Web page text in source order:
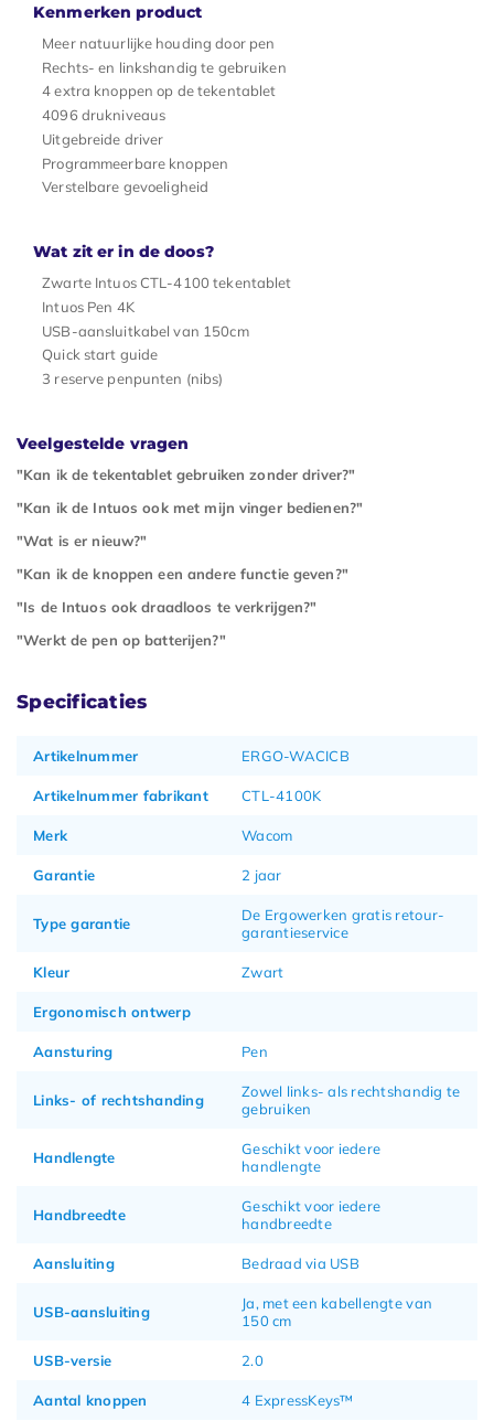
Kenmerken product
Meer natuurlijke houding door pen
Rechts- en linkshandig te gebruiken
4 extra knoppen op de tekentablet
4096 drukniveaus
Uitgebreide driver
Programmeerbare knoppen
Verstelbare gevoeligheid
Wat zit er in de doos?
Zwarte Intuos CTL-4100 tekentablet
Intuos Pen 4K
USB-aansluitkabel van 150cm
Quick start guide
3 reserve penpunten (nibs)
Veelgestelde vragen
"Kan ik de tekentablet gebruiken zonder driver?"
"Kan ik de Intuos ook met mijn vinger bedienen?"
"Wat is er nieuw?"
"Kan ik de knoppen een andere functie geven?"
"Is de Intuos ook draadloos te verkrijgen?"
"Werkt de pen op batterijen?"
Specificaties
Artikelnummer ERGO-WACICB
Artikelnummer fabrikant CTL-4100K
Merk Wacom
Garantie 2 jaar
Type garantie
De Ergowerken gratis retour-
garantieservice
Kleur Zwart
Ergonomisch ontwerp
Aansturing Pen
Links- of rechtshanding
Zowel links- als rechtshandig te
gebruiken
Handlengte
Geschikt voor iedere
handlengte
Handbreedte
Geschikt voor iedere
handbreedte
Aansluiting Bedraad via USB
USB-aansluiting
Ja, met een kabellengte van
150 cm
USB-versie 2.0
Aantal knoppen 4 ExpressKeys™